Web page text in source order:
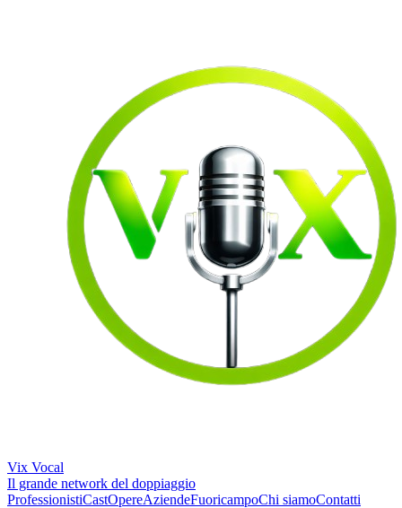
Vix Vocal
Il grande network del doppiaggio
ProfessionistiCastOpereAziendeFuoricampoChi siamoContatti